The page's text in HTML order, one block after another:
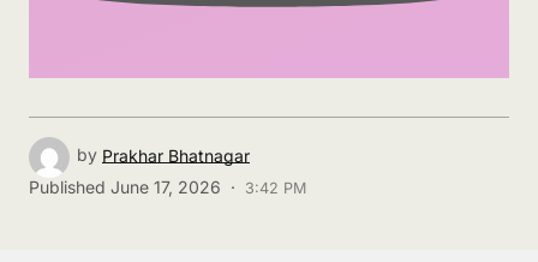
by Prakhar Bhatnagar
Published June 17, 2026 · 3:42 PM